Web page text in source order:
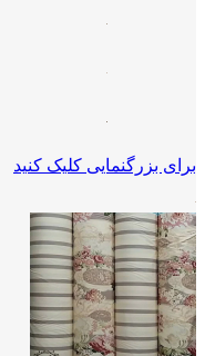
برای بزرگنمایی کلیک کنید